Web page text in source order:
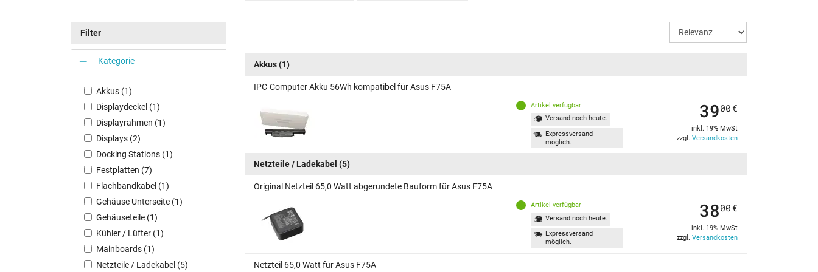
Filter
Kategorie
Akkus (1)
Displaydeckel (1)
Displayrahmen (1)
Displays (2)
Docking Stations (1)
Festplatten (7)
Flachbandkabel (1)
Gehäuse Unterseite (1)
Gehäuseteile (1)
Kühler / Lüfter (1)
Mainboards (1)
Netzteile / Ladekabel (5)
Akkus(1)
IPC-Computer Akku 56Wh kompatibel für Asus F75A
Artikel verfügbar
Versand noch heute.
Expressversand
möglich.
3900 €
inkl. 19% MwSt
zzgl. Versandkosten
Netzteile / Ladekabel (5)
Original Netzteil 65,0 Watt abgerundete Bauform für Asus F75A
Artikel verfügbar
Versand noch heute.
Expressversand
möglich.
3800 €
inkl. 19% MwSt
zzgl. Versandkosten
Netzteil 65,0 Watt für Asus F75A